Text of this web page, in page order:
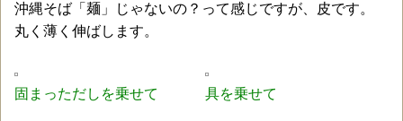
沖縄そば「麺」じゃないの？って感じですが、皮です。
丸く薄く伸ばします。
固まっただしを乗せて 具を乗せて